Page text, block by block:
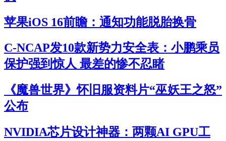
苹果iOS 16前瞻：通知功能脱胎换骨
C-NCAP发10款新势力安全表：小鹏乘员
保护强到惊人 最差的惨不忍睹
《魔兽世界》怀旧服资料片“巫妖王之怒”
公布
NVIDIA芯片设计神器：两颗AI GPU工